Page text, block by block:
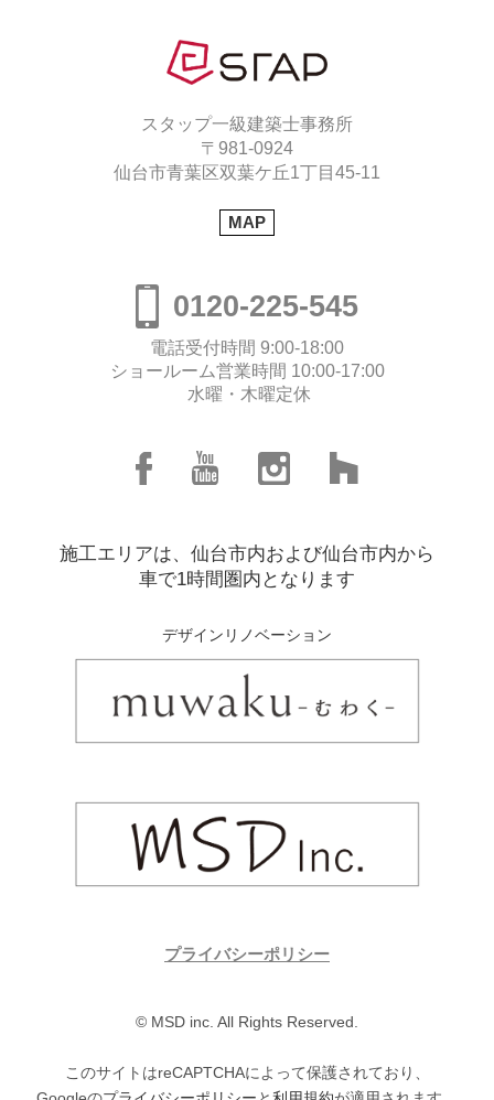
スタップ一級建築士事務所
〒981-0924
仙台市青葉区双葉ケ丘1丁目45-11
MAP
0120-225-545
電話受付時間 9:00-18:00
ショールーム営業時間 10:00-17:00
水曜・木曜定休
施工エリアは、 仙台市内および仙台市内から
車で1時間圏内 となります
デザインリノベーション
プライバシーポリシー
© MSD inc. All Rights Reserved.
このサイトはreCAPTCHAによって保護されており、